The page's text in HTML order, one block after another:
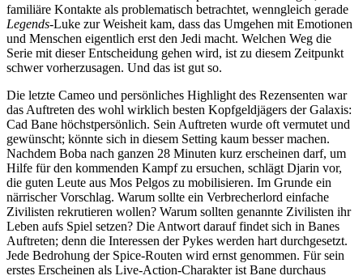
familiäre Kontakte als problematisch betrachtet, wenngleich gerade
Legends-Luke zur Weisheit kam, dass das Umgehen mit Emotionen
und Menschen eigentlich erst den Jedi macht. Welchen Weg die
Serie mit dieser Entscheidung gehen wird, ist zu diesem Zeitpunkt
schwer vorherzusagen. Und das ist gut so.
Die letzte Cameo und persönliches Highlight des Rezensenten war
das Auftreten des wohl wirklich besten Kopfgeldjägers der Galaxis:
Cad Bane höchstpersönlich. Sein Auftreten wurde oft vermutet und
gewünscht; könnte sich in diesem Setting kaum besser machen.
Nachdem Boba nach ganzen 28 Minuten kurz erscheinen darf, um
Hilfe für den kommenden Kampf zu ersuchen, schlägt Djarin vor,
die guten Leute aus Mos Pelgos zu mobilisieren. Im Grunde ein
närrischer Vorschlag. Warum sollte ein Verbrecherlord einfache
Zivilisten rekrutieren wollen? Warum sollten genannte Zivilisten ihr
Leben aufs Spiel setzen? Die Antwort darauf findet sich in Banes
Auftreten; denn die Interessen der Pykes werden hart durchgesetzt.
Jede Bedrohung der Spice-Routen wird ernst genommen. Für sein
erstes Erscheinen als Live-Action-Charakter ist Bane durchaus